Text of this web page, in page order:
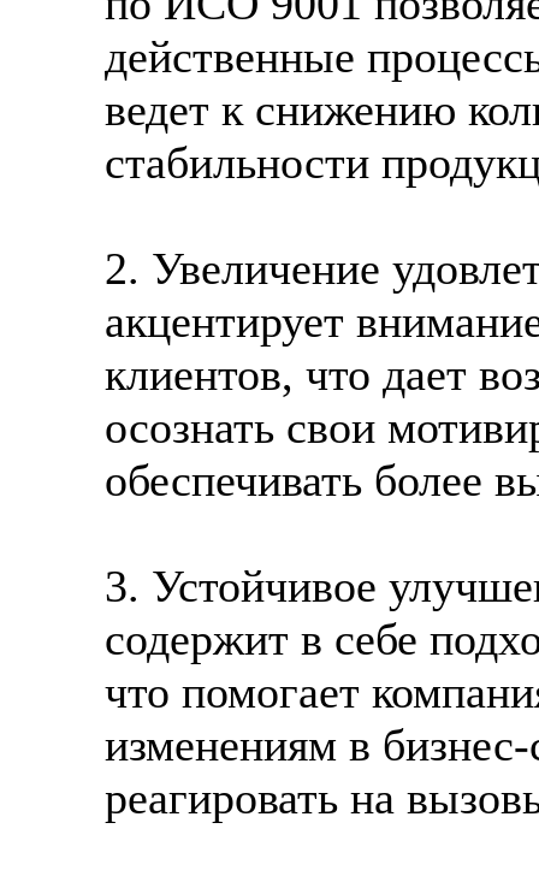
действенные
ведет к снижению
стабильности
2. Увеличение
акцентирует
клиентов, что дает
осознать свои
обеспечивать более
3. Устойчивое
содержит в себе
что помогает
изменениям в
реагировать на